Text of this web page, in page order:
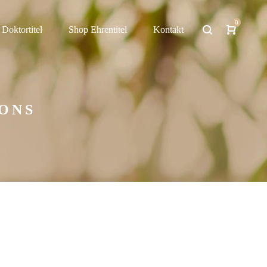
0
Doktortitel Shop Ehrentitel Kontakt